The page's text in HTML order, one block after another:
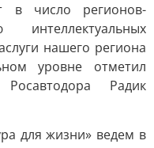
в число регионов-
нашего региона
уровне отметил
Росавтодора Радик
для жизни» ведем в